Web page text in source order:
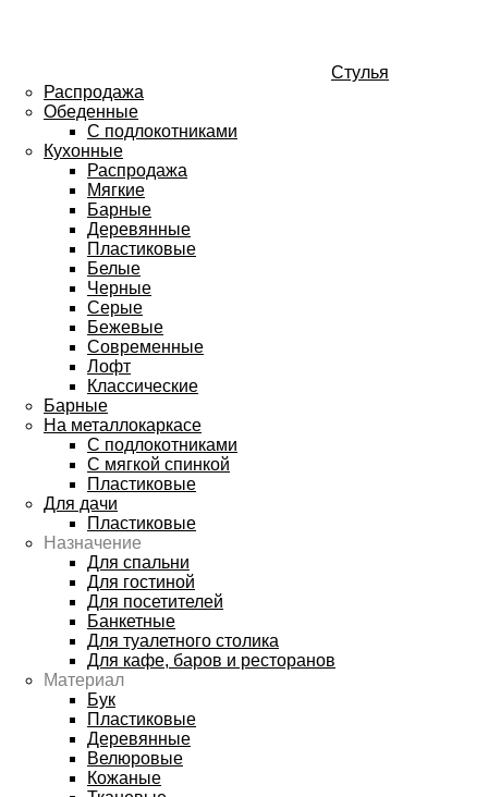
Стулья
Распродажа
Обеденные
С подлокотниками
Кухонные
Распродажа
Мягкие
Барные
Деревянные
Пластиковые
Белые
Черные
Серые
Бежевые
Современные
Лофт
Классические
Барные
На металлокаркасе
С подлокотниками
С мягкой спинкой
Пластиковые
Для дачи
Пластиковые
Назначение
Для спальни
Для гостиной
Для посетителей
Банкетные
Для туалетного столика
Для кафе, баров и ресторанов
Материал
Бук
Пластиковые
Деревянные
Велюровые
Кожаные